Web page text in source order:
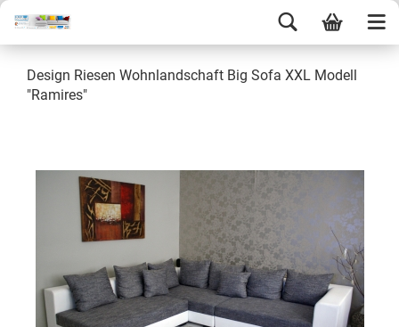
Design Riesen Wohnlandschaft Big Sofa XXL Modell
"Ramires"